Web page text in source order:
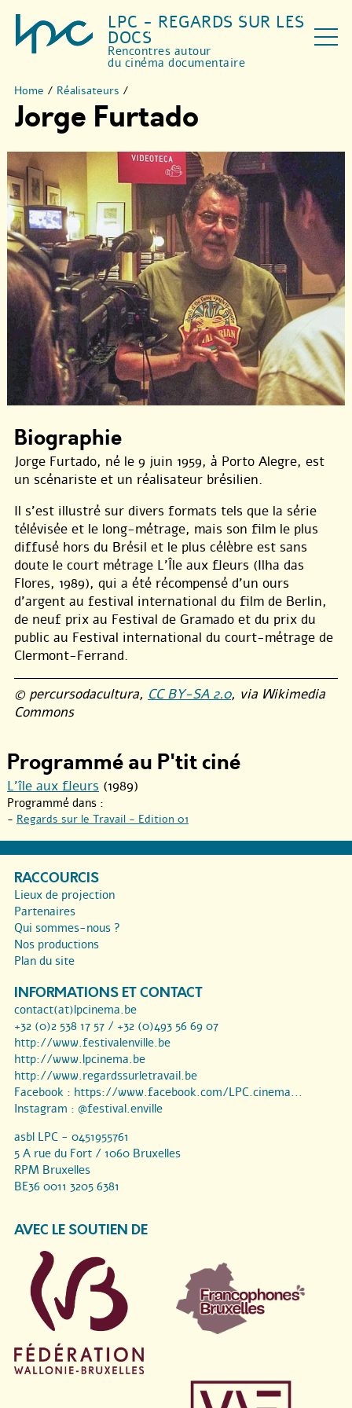
LPC - REGARDS SUR LES
DOCS
Rencontres autour
du cinéma documentaire
Home / Réalisateurs /
Jorge Furtado
Biographie
Jorge Furtado, né le 9 juin 1959, à Porto Alegre, est
un scénariste et un réalisateur brésilien.
Il s’est illustré sur divers formats tels que la série
télévisée et le long-métrage, mais son film le plus
diffusé hors du Brésil et le plus célèbre est sans
doute le court métrage L’Île aux fleurs (Ilha das
Flores, 1989), qui a été récompensé d’un ours
d’argent au festival international du film de Berlin,
de neuf prix au Festival de Gramado et du prix du
public au Festival international du court-métrage de
Clermont-Ferrand.
© percursodacultura, CC BY-SA 2.0, via Wikimedia
Commons
Programmé au P'tit ciné
L’île aux fleurs (1989)
Programmé dans :
- Regards sur le Travail - Edition 01
RACCOURCIS
Lieux de projection
Partenaires
Qui sommes-nous ?
Nos productions
Plan du site
INFORMATIONS ET CONTACT
contact(at)lpcinema.be
+32 (0)2 538 17 57 / +32 (0)493 56 69 07
http://www.festivalenville.be
http://www.lpcinema.be
http://www.regardssurletravail.be
Facebook : https://www.facebook.com/LPC.cinema...
Instagram : @festival.enville
asbl LPC - 0451955761
5 A rue du Fort / 1060 Bruxelles
RPM Bruxelles
BE36 0011 3205 6381
AVEC LE SOUTIEN DE